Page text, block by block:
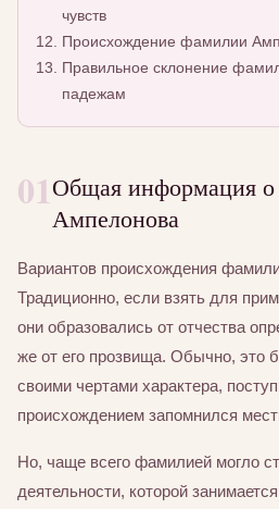
чувств
Происхождение фамилии
Правильное склонение
падежам
01Общая информация
Ампелонова
Вариантов происхождения
Традиционно, если взять для
они образовались от отчества
же от его прозвища. Обычно, это
своими чертами характера,
происхождением запомнился
Но, чаще всего фамилией могло
деятельности, которой